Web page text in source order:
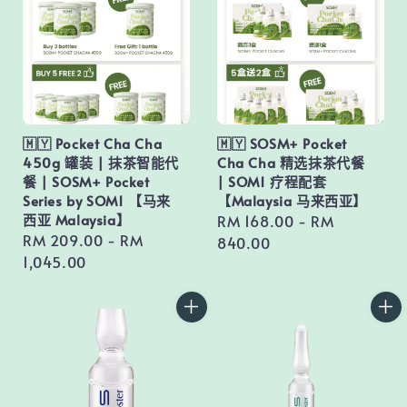
🇲🇾 Pocket Cha Cha
450g 罐装 | 抹茶智能代
餐 | SOSM+ Pocket
Series by SOM1 【马来
西亚 Malaysia】
Regular
price
RM 209.00 - RM
1,045.00
🇲🇾 SOSM+ Pocket
Cha Cha 精选抹茶代餐
| SOM1 疗程配套
【Malaysia 马来西亚】
Regular
price
RM 168.00 - RM
840.00